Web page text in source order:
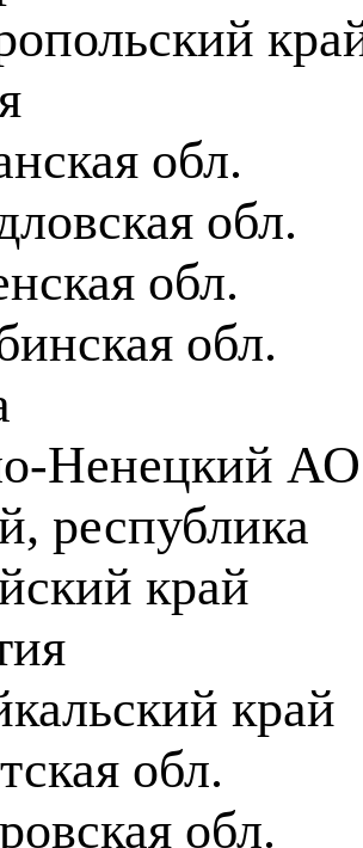
обл.
обл.
обл.
обл.
Ненецкий АО
республика
край
край
обл.
обл.